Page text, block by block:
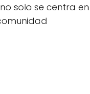
solo se centra en